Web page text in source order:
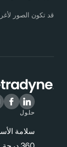
تكون الصور لأغراض
سلامة الأسطول